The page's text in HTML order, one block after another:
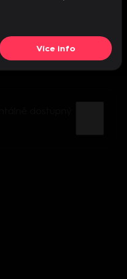
Více info